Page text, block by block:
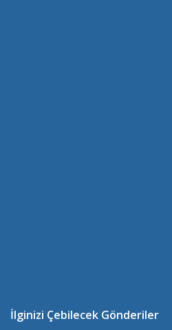
İlginizi Çebilecek Gönderiler